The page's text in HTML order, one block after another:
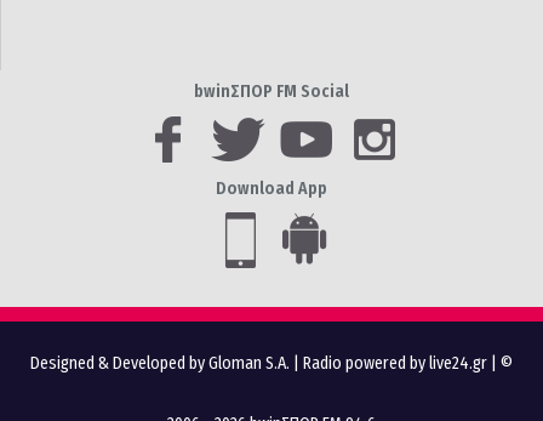
bwinΣΠΟΡ FM Social
Download App
Designed & Developed by Gloman S.A. Radio powered by live24.gr | ©